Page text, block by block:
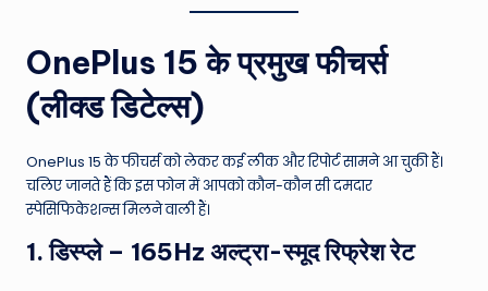
OnePlus 15 के प्रमुख फीचर्स
(लीक्ड डिटेल्स)
OnePlus 15 के फीचर्स को लेकर कई लीक और रिपोर्ट सामने आ चुकी हैं।
चलिए जानते हैं कि इस फोन में आपको कौन-कौन सी दमदार
स्पेसिफिकेशन्स मिलने वाली हैं।
1. डिस्प्ले – 165Hz अल्ट्रा-स्मूद रिफ्रेश रेट